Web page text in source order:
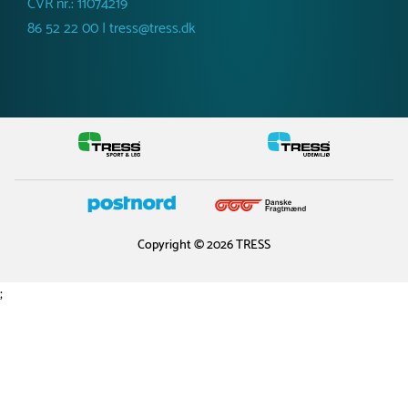
86 52 22 00 | tress@tress.dk
Copyright © 2026 TRESS
;